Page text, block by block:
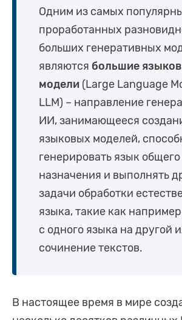
Одним из самых
проработанных
больших генеративных
являются большие
модели (Large Language
LLM) – направление
ИИ, занимающееся
языковых моделей,
генерировать язык общего
назначения и выполнять
задачи обработки
языка, такие как
с одного языка на другой
сочинение текстов.
В настоящее время в мире